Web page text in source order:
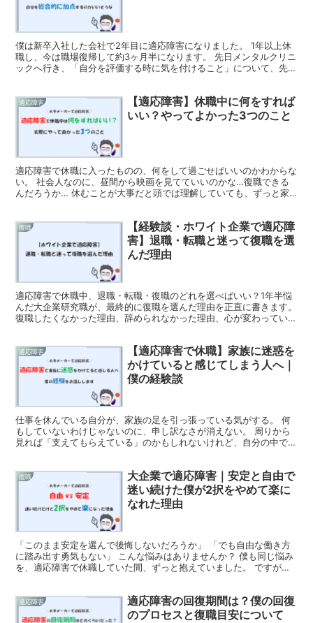
僕は新卒入社した会社で2年目に適応障害になりました。 1年以上休
職し、今は職場復帰して約3ヶ月半になります。 先日メンタルクリニ
ックへ行き、「自分を評価する時に気を付けること」について、先生
適応障害
【適応障害】休職中に何をすれば
いい？やってよかった3つのこと
適応障害で休職に入ったものの、何をして過ごせばいいのかわからな
い。 社会人なのに、昼間から映画を見てていいのかな…復職できる
んだろうか… 休むことが大事だと頭では理解していても、ずっと家
復職
【経験談・ホワイト企業で適応障
害】退職・転職と迷って復職を選
んだ理由
適応障害で休職中、退職・転職・復職のどれを選べばいい？1年半悩
んだ大企業研究職が、最終的に復職を選んだ理由を正直に書きます。
復職したくなかった理由、辞められなかった理由、心が変わっていっ
適応障害
【適応障害で休職】家族に迷惑を
かけていると感じてしまう人へ｜
僕の経験談
仕事を休んでいる自分が、家族の足を引っ張っている気がする。 何
もしていないわけじゃないのに、申し訳なさが消えない。 周りから
見れば「支えてもらえている」のかもしれないけれど、自分の中では
復職
大企業で適応障害｜安定と自由で
迷い続けた僕が2択をやめて楽に
なれた理由
「このまま安定を選んで後悔しないだろうか」 「でも自由な働き方
に踏み出す勇気もない」 こんな悩みはありませんか？ 僕も同じ悩み
を、適応障害で休職していた間、ずっと抱えていました。 ですが、
適応障害
適応障害の回復期間は？僕の回復
のプロセスと復職目安について